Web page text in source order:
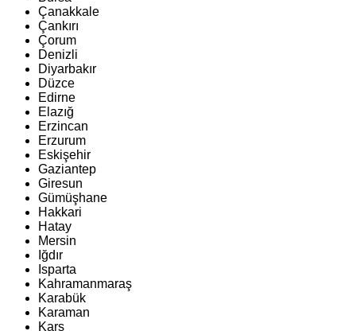
Çanakkale
Çankırı
Çorum
Denizli
Diyarbakır
Düzce
Edirne
Elazığ
Erzincan
Erzurum
Eskişehir
Gaziantep
Giresun
Gümüşhane
Hakkari
Hatay
Mersin
Iğdır
Isparta
Kahramanmaraş
Karabük
Karaman
Kars